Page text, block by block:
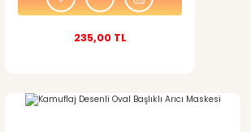
235,00 TL